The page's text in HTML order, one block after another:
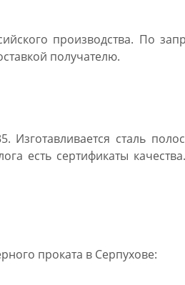
производства. По
получателю.
Изготавливается сталь
есть сертификаты
проката в Серпухове: